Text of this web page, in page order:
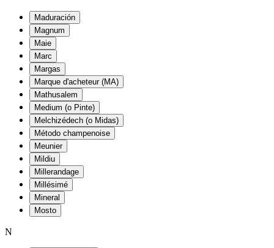
Maduración
Magnum
Maie
Marc
Margas
Marque d'acheteur (MA)
Mathusalem
Medium (o Pinte)
Melchizédech (o Midas)
Método champenoise
Meunier
Mildiu
Millerandage
Millésimé
Mineral
Mosto
N